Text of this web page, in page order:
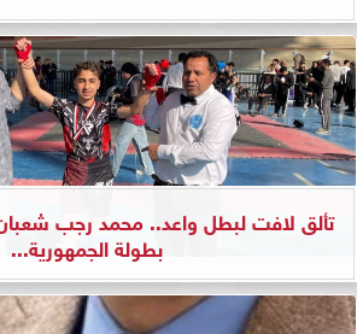
تألق لافت لبطل واعد.. محمد رجب
بطولة الجمهورية...